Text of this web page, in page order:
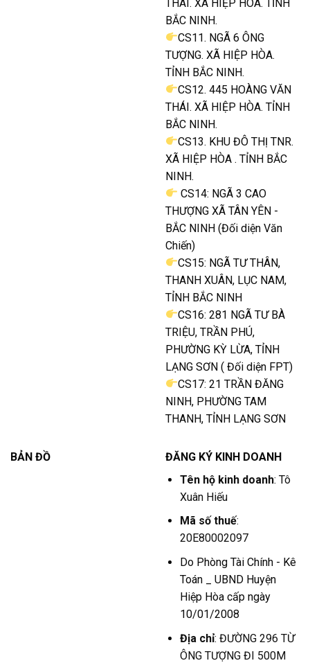
THÁI. XÃ HIỆP HÒA. TỈNH
BẮC NINH.
CS11. NGÃ 6 ÔNG
TƯỢNG. XÃ HIỆP HÒA.
TỈNH BẮC NINH.
CS12. 445 HOÀNG VĂN
THÁI. XÃ HIỆP HÒA. TỈNH
BẮC NINH.
CS13. KHU ĐÔ THỊ TNR.
XÃ HIỆP HÒA . TỈNH BẮC
NINH.
CS14: NGÃ 3 CAO
THƯỢNG XÃ TÂN YÊN -
BẮC NINH (Đối diện Văn
Chiến)
CS15: NGÃ TƯ THÂN,
THANH XUÂN, LỤC NAM,
TỈNH BẮC NINH
CS16: 281 NGÃ TƯ BÀ
TRIỆU, TRẦN PHÚ,
PHƯỜNG KỲ LỪA, TỈNH
LẠNG SƠN ( Đối diện FPT)
CS17: 21 TRẦN ĐĂNG
NINH, PHƯỜNG TAM
THANH, TỈNH LẠNG SƠN
BẢN ĐỒ
ĐĂNG KÝ KINH DOANH
Tên hộ kinh doanh: Tô
Xuân Hiếu
Mã số thuế:
20E80002097
Do Phòng Tài Chính - Kê
Toán _ UBND Huyện
Hiệp Hòa cấp ngày
10/01/2008
Địa chỉ: ĐƯỜNG 296 TỪ
ÔNG TƯỢNG ĐI 500M